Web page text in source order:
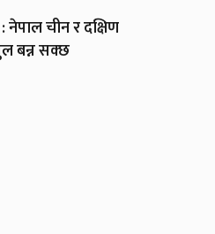
: नेपाल चीन र दक्षिण
बन्न सक्छ